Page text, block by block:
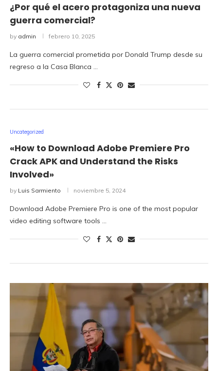
¿Por qué el acero protagoniza una nueva
guerra comercial?
by admin febrero 10, 2025
La guerra comercial prometida por Donald Trump desde su
regreso a la Casa Blanca …
Uncategorized
«How to Download Adobe Premiere Pro
Crack APK and Understand the Risks
Involved»
by Luis Sarmiento noviembre 5, 2024
Download Adobe Premiere Pro is one of the most popular
video editing software tools …